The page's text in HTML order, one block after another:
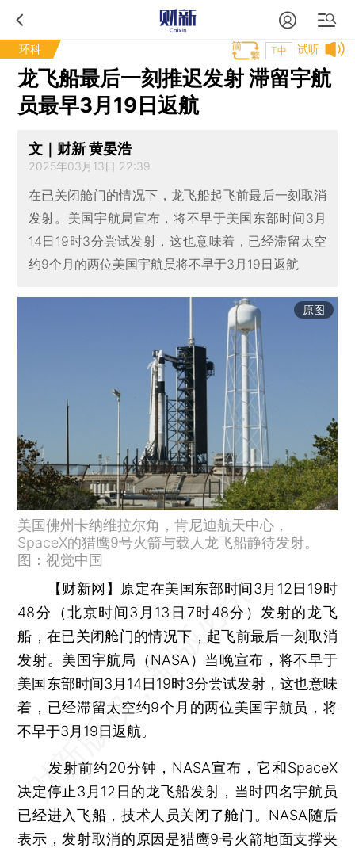
环科 试听
T中
龙飞船最后一刻推迟发射 滞留宇航
员最早3月19日返航
文｜财新 黄晏浩
2025年03月13日 22:39
在已关闭舱门的情况下，龙飞船起飞前最后一刻取消
发射。美国宇航局宣布，将不早于美国东部时间3月
14日19时3分尝试发射，这也意味着，已经滞留太空
约9个月的两位美国宇航员将不早于3月19日返航
原图
美国佛州卡纳维拉尔角，肯尼迪航天中心，
SpaceX的猎鹰9号火箭与载人龙飞船静待发射。
图：视觉中国
【财新网】 原定在美国东部时间3月12日19时
48分（北京时间3月13日7时48分）发射的龙飞
船，在已关闭舱门的情况下，起飞前最后一刻取消
发射。美国宇航局（NASA）当晚宣布，将不早于
美国东部时间3月14日19时3分尝试发射，这也意味
着，已经滞留太空约9个月的两位美国宇航员，将
不早于3月19日返航。
发射前约20分钟，NASA宣布，它和SpaceX
决定停止3月12日的龙飞船发射，当时四名宇航员
已经进入飞船，技术人员关闭了舱门。NASA随后
表示，发射取消的原因是猎鹰9号火箭地面支撑夹